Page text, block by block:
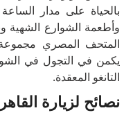
بالحياة على مدار
وأطعمة الشوارع الشهية
المتحف المصري مجموعة
يكمن في التجول في
التانغو المعقدة.
نصائح لزيارة